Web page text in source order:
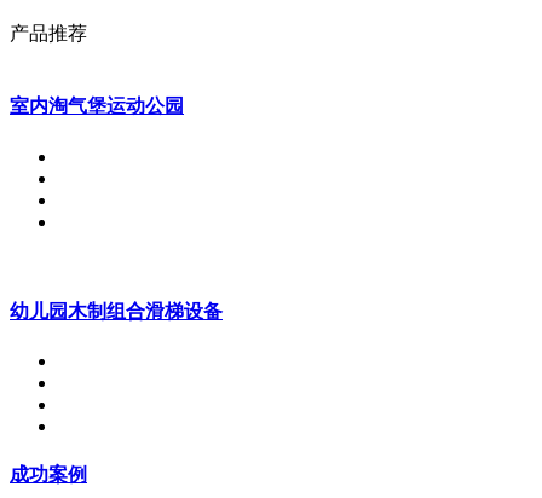
产品推荐
室内淘气堡运动公园
幼儿园木制组合滑梯设备
成功案例